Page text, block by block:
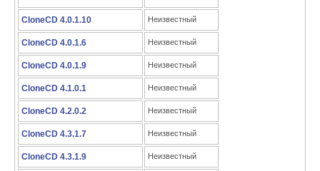
CloneCD 4.0.1.10 Неизвестный
CloneCD 4.0.1.6 Неизвестный
CloneCD 4.0.1.9 Неизвестный
CloneCD 4.1.0.1 Неизвестный
CloneCD 4.2.0.2 Неизвестный
CloneCD 4.3.1.7 Неизвестный
CloneCD 4.3.1.9 Неизвестный